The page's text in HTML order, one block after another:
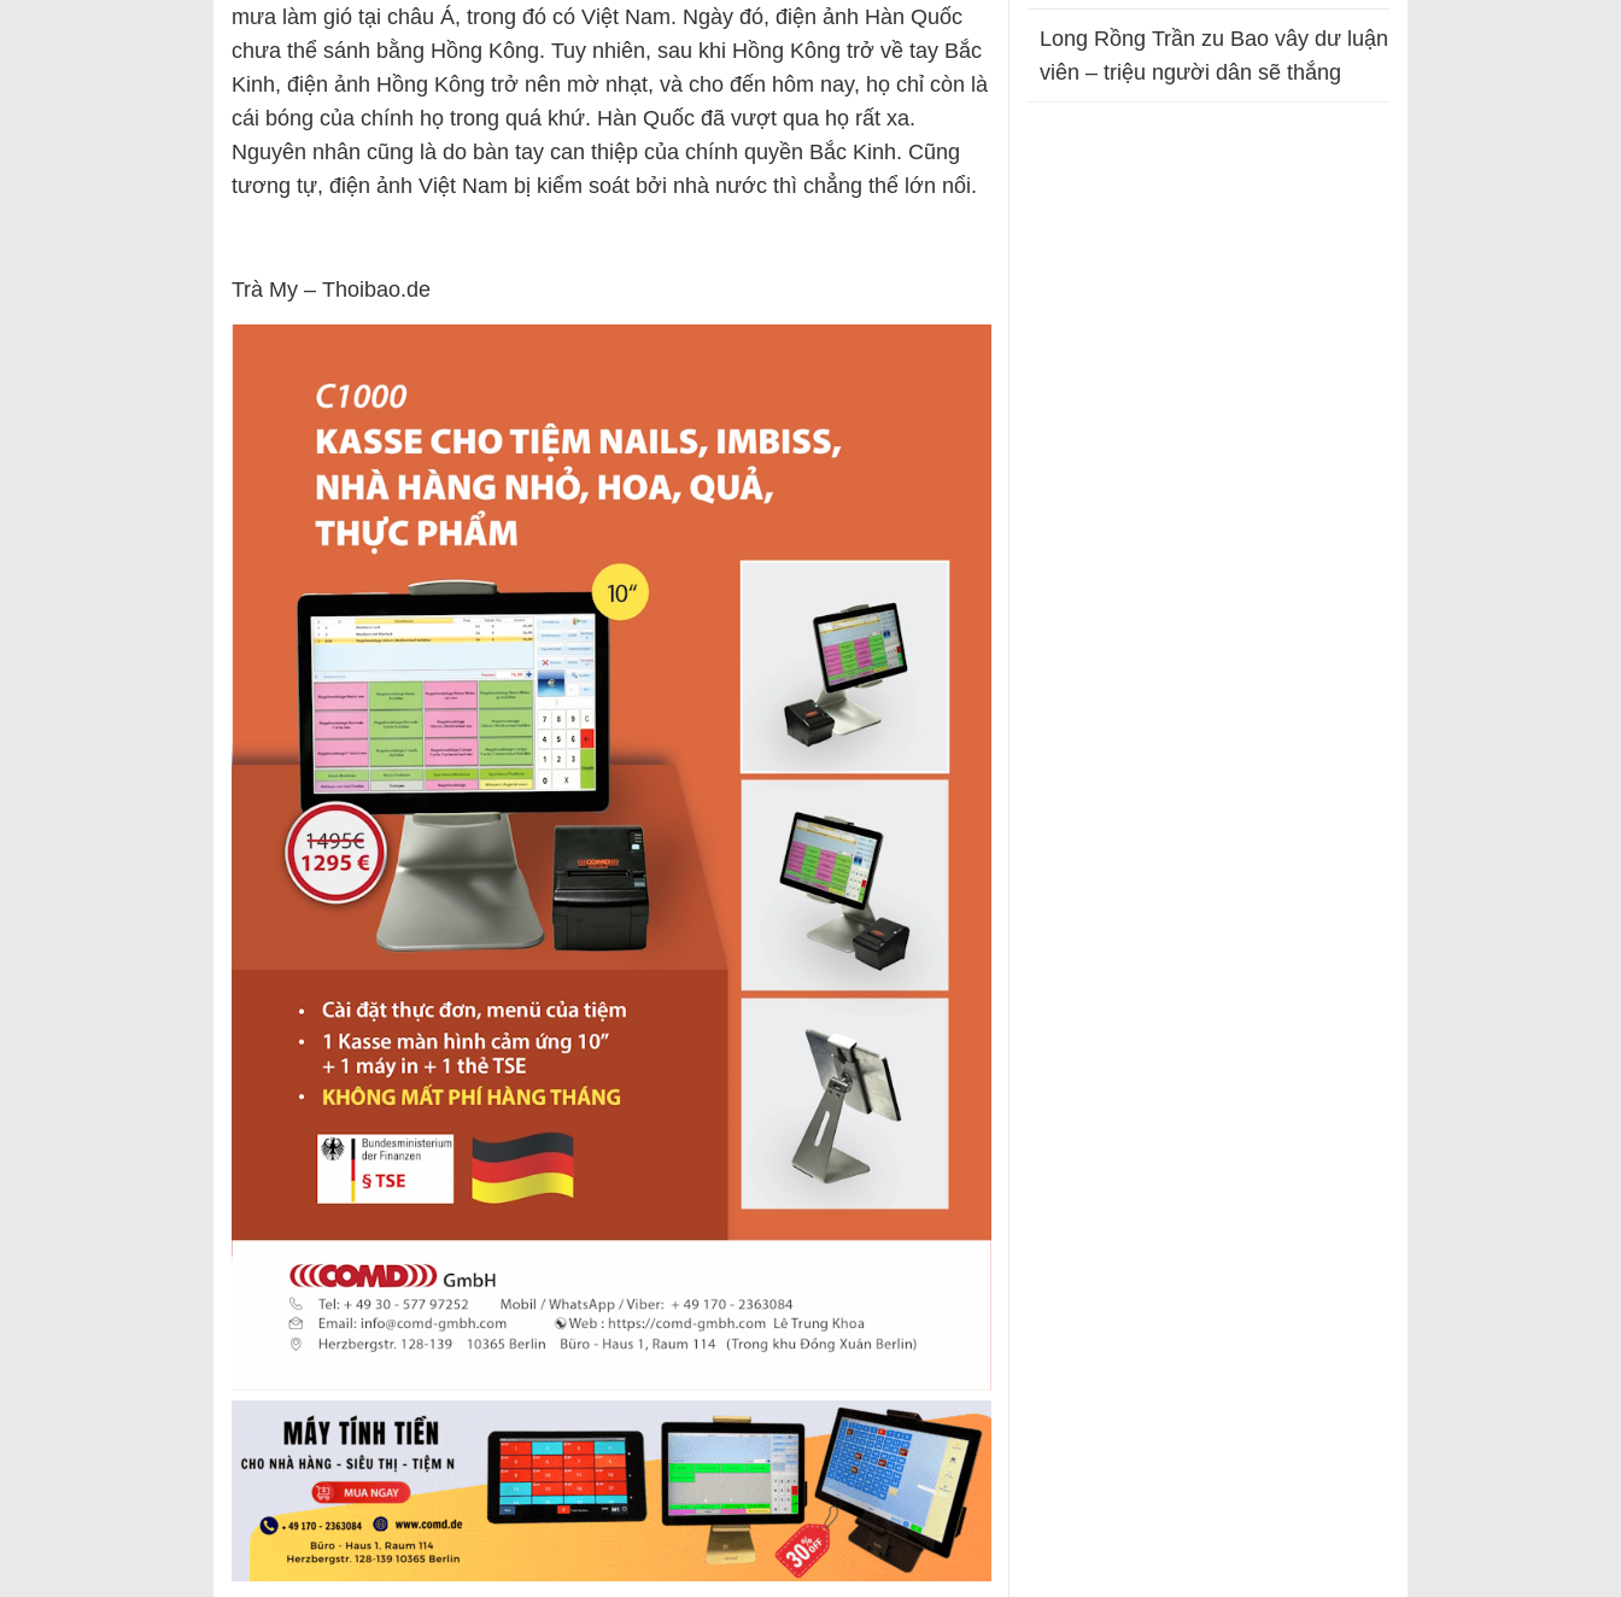
mưa làm gió tại châu Á, trong đó có Việt Nam. Ngày đó, điện ảnh Hàn Quốc
chưa thể sánh bằng Hồng Kông. Tuy nhiên, sau khi Hồng Kông trở về tay Bắc
Kinh, điện ảnh Hồng Kông trở nên mờ nhạt, và cho đến hôm nay, họ chỉ còn là
cái bóng của chính họ trong quá khứ. Hàn Quốc đã vượt qua họ rất xa.
Nguyên nhân cũng là do bàn tay can thiệp của chính quyền Bắc Kinh. Cũng
tương tự, điện ảnh Việt Nam bị kiểm soát bởi nhà nước thì chẳng thể lớn nổi.
Trà My – Thoibao.de
Long Rồng Trần zu Bao vây dư luận
viên – triệu người dân sẽ thắng